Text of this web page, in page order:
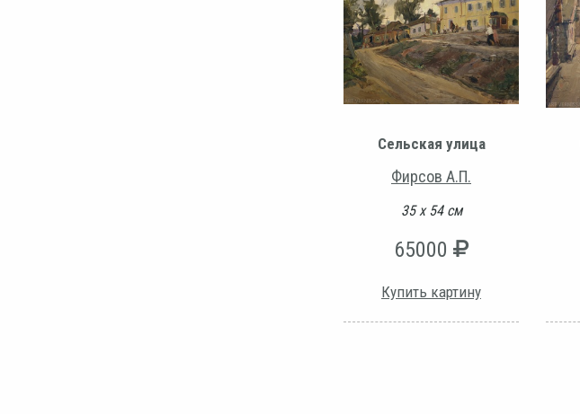
Сельская улица
Фирсов А.П.
35 х 54 см
65000
Купить картину